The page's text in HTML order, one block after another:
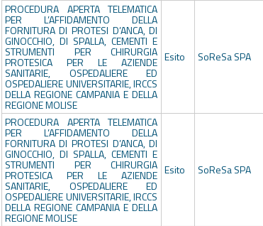
PROCEDURA APERTA TELEMATICA
PER L’AFFIDAMENTO DELLA
FORNITURA DI PROTESI D’ANCA, DI
GINOCCHIO, DI SPALLA, CEMENTI E
STRUMENTI PER CHIRURGIA
PROTESICA PER LE AZIENDE
SANITARIE, OSPEDALIERE ED
OSPEDALIERE UNIVERSITARIE, IRCCS
DELLA REGIONE CAMPANIA E DELLA
REGIONE MOLISE
Esito SoReSa SPA
PROCEDURA APERTA TELEMATICA
PER L’AFFIDAMENTO DELLA
FORNITURA DI PROTESI D’ANCA, DI
GINOCCHIO, DI SPALLA, CEMENTI E
STRUMENTI PER CHIRURGIA
PROTESICA PER LE AZIENDE
SANITARIE, OSPEDALIERE ED
OSPEDALIERE UNIVERSITARIE, IRCCS
DELLA REGIONE CAMPANIA E DELLA
REGIONE MOLISE
Esito SoReSa SPA